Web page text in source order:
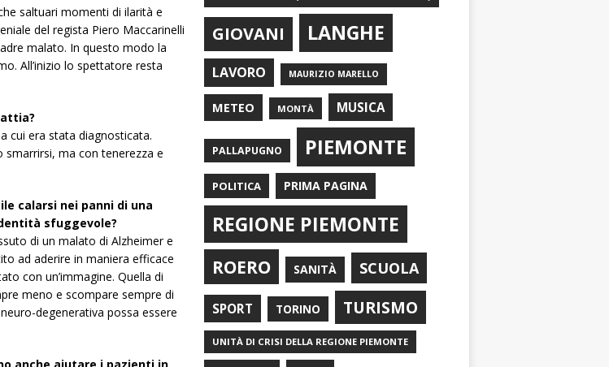
saltuari momenti di ilarità e
del regista Piero Maccarinelli
malato. In questo modo la
All’inizio lo spettatore resta
cui era stata diagnosticata.
ma con tenerezza e
calarsi nei panni di una
sfuggevole?
di un malato di Alzheimer e
ad aderire in maniera efficace
con un’immagine. Quella di
meno e scompare sempre di
degenerativa possa essere
anche aiutare i pazienti in
GIOVANI LANGHE
LAVORO MAURIZIO MARELLO
METEO MONTÀ MUSICA
PALLAPUGNO PIEMONTE
POLITICA PRIMA PAGINA
REGIONE PIEMONTE
ROERO SANITÀ SCUOLA
SPORT TORINO TURISMO
UNITÀ DI CRISI DELLA REGIONE PIEMONTE